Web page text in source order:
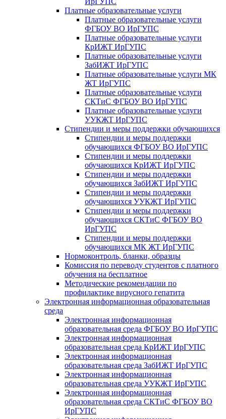
Платные образовательные услуги
Платные образовательные услуги
ФГБОУ ВО ИрГУПС
Платные образовательные услуги
КрИЖТ ИрГУПС
Платные образовательные услуги
ЗабИЖТ ИрГУПС
Платные образовательные услуги МК
ЖТ ИрГУПС
Платные образовательные услуги
СКТиС ФГБОУ ВО ИрГУПС
Платные образовательные услуги
УУКЖТ ИрГУПС
Стипендии и меры поддержки обучающихся
Стипендии и меры поддержки
обучающихся ФГБОУ ВО ИрГУПС
Стипендии и меры поддержки
обучающихся КрИЖТ ИрГУПС
Стипендии и меры поддержки
обучающихся ЗабИЖТ ИрГУПС
Стипендии и меры поддержки
обучающихся УУКЖТ ИрГУПС
Стипендии и меры поддержки
обучающихся СКТиС ФГБОУ ВО
ИрГУПС
Стипендии и меры поддержки
обучающихся МК ЖТ ИрГУПС
Нормоконтроль, бланки, образцы
Комиссия по переводу студентов с платного
обучения на бесплатное
Методические рекомендации по
профилактике вирусного гепатита
Электронная информационная образовательная
среда
Электронная информационная
образовательная среда ФГБОУ ВО ИрГУПС
Электронная информационная
образовательная среда КрИЖТ ИрГУПС
Электронная информационная
образовательная среда ЗабИЖТ ИрГУПС
Электронная информационная
образовательная среда УУКЖТ ИрГУПС
Электронная информационная
образовательная среда СКТиС ФГБОУ ВО
ИрГУПС